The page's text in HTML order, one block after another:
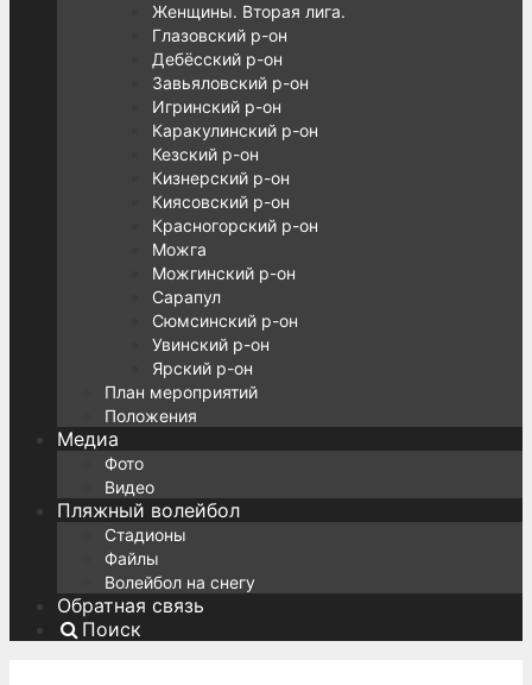
Женщины. Вторая лига.
Глазовский р-он
Дебёсский р-он
Завьяловский р-он
Игринский р-он
Каракулинский р-он
Кезский р-он
Кизнерский р-он
Киясовский р-он
Красногорский р-он
Можга
Можгинский р-он
Сарапул
Сюмсинский р-он
Увинский р-он
Ярский р-он
План мероприятий
Положения
Медиа
Фото
Видео
Пляжный волейбол
Стадионы
Файлы
Волейбол на снегу
Обратная связь
Поиск